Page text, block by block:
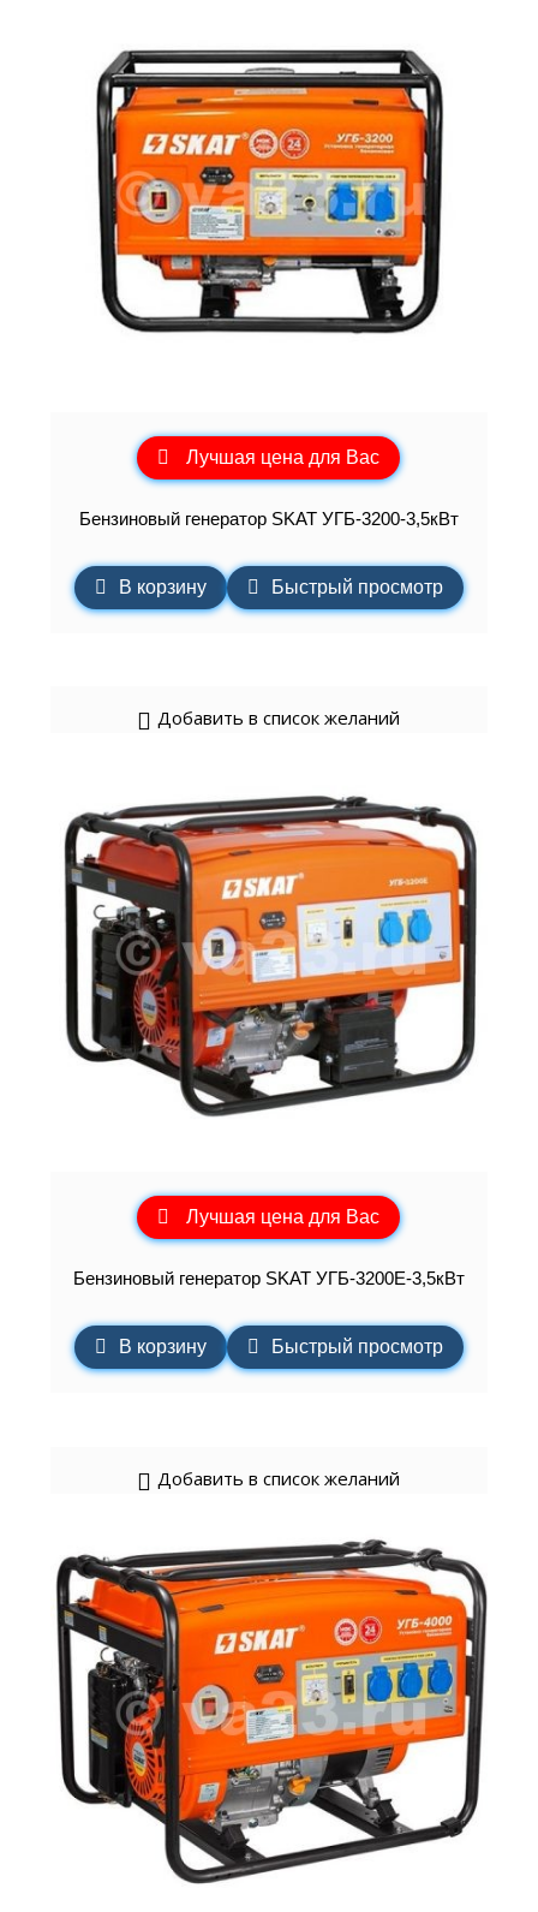
Лучшая цена для Вас
Бензиновый генератор SKAT УГБ-3200-3,5кВт
В корзину Быстрый просмотр
Добавить в список желаний
Лучшая цена для Вас
Бензиновый генератор SKAT УГБ-3200Е-3,5кВт
В корзину Быстрый просмотр
Добавить в список желаний